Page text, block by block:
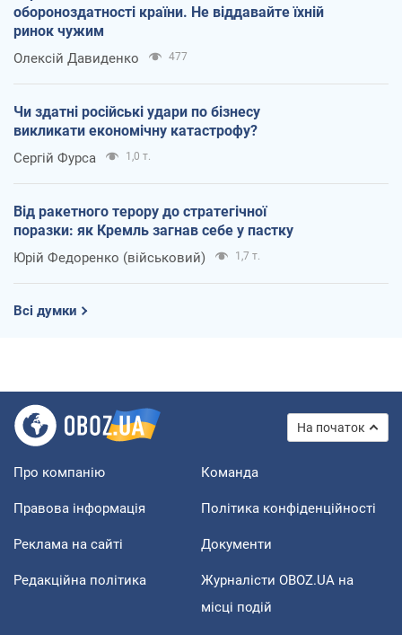
обороноздатності країни. Не віддавайте їхній
ринок чужим
Олексій Давиденко 477
Чи здатні російські удари по бізнесу
викликати економічну катастрофу?
Сергій Фурса 1,0 т.
Від ракетного терору до стратегічної
поразки: як Кремль загнав себе у пастку
Юрій Федоренко (військовий) 1,7 т.
Всі думки
На початок
Про компанію Команда
Правова інформація Політика конфіденційності
Реклама на сайті Документи
Редакційна політика
Журналісти OBOZ.UA на
місці подій